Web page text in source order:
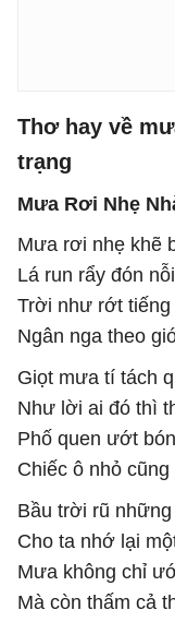
Thơ hay về
trạng
Mưa Rơi Nhẹ
Mưa rơi nhẹ khẽ
Lá run rẩy đón
Trời như rớt tiếng
Ngân nga theo
Giọt mưa tí tách
Như lời ai đó thì
Phố quen ướt
Chiếc ô nhỏ
Bầu trời rũ
Cho ta nhớ lại
Mưa không chỉ
Mà còn thấm cả